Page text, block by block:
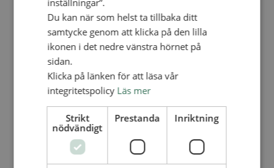
Lediga tjänster
FÖR FÖRSAMLINGAR
FÖRDJUPNING OCH UTVECKLING
Apollos – församlingsutveckling
Smågrupper
Skapelse och miljö
Gudstjänst
Vänförsamling
Integrationsarbete
För barns bästa – överallt
Missionsinspiratörens verktygslåda
Du kan när som helst ta tillbaka ditt
samtycke genom att klicka på den lilla
ikonen i det nedre vänstra hörnet på
sidan.
Klicka på länken för att läsa vår
integritetspolicy Läs mer
Strikt
nödvändigt
Prestanda Inriktning